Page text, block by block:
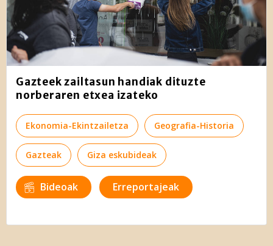
Gazteek zailtasun handiak dituzte
norberaren etxea izateko
Ekonomia-Ekintzailetza Geografia-Historia
Gazteak Giza eskubideak
Bideoak Erreportajeak